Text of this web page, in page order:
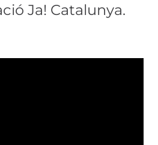
Ja! Catalunya.